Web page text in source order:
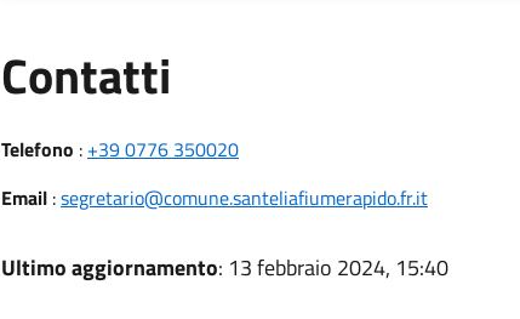
Contatti
Telefono : +39 0776 350020
Email:segretario@comune.santeliafiumerapido.fr.it
Ultimo aggiornamento: 13 febbraio 2024, 15:40